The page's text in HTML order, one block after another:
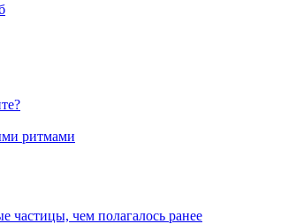
ритмами
частицы, чем полагалось ранее